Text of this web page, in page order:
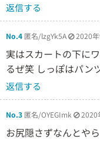
返信する
No.4 匿名/lzgYk5A 2020
実はスカートの下に
るぜ笑 しっぽはパン
返信する
No.3 匿名/OYEGImk 2020
お尻隠さずなんとやら